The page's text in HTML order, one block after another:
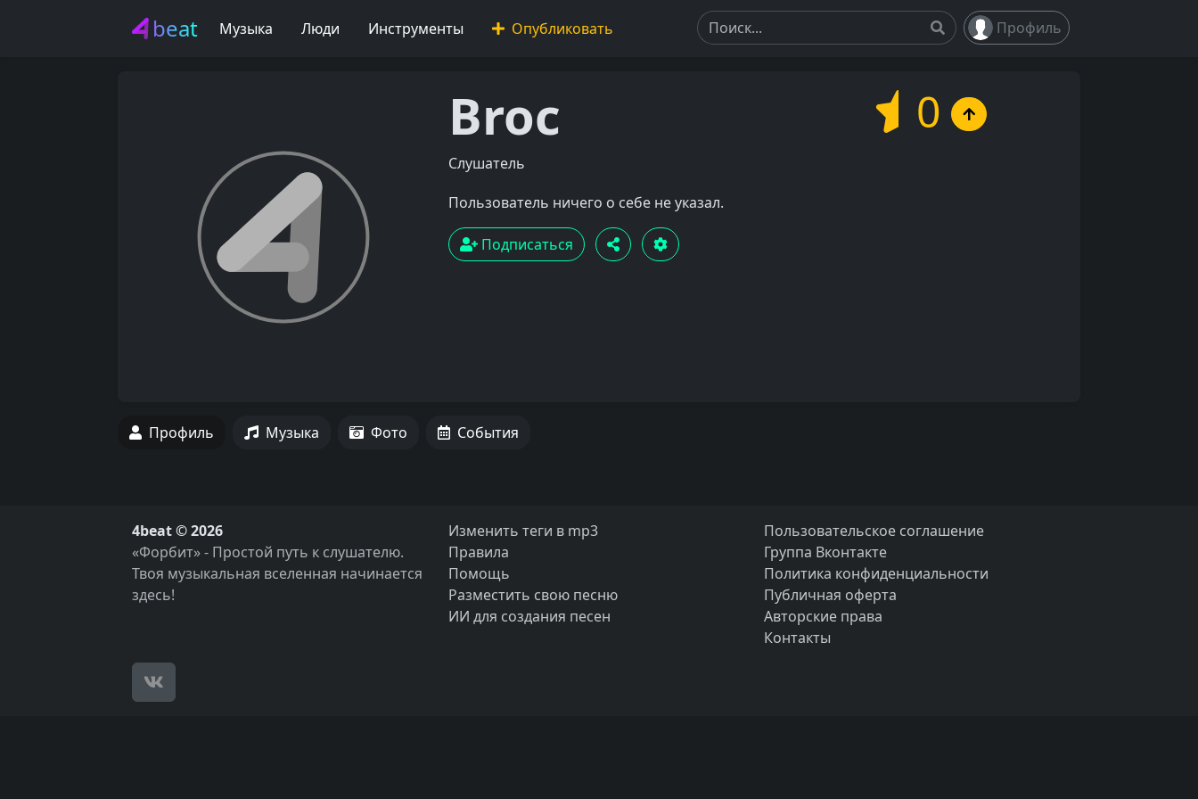
beat Музыка Люди Инструменты Опубликовать Профиль
Broc
Слушатель
0
Пользователь ничего о себе не указал.
Подписаться
Профиль Музыка Фото События
4beat © 2026
«Форбит» - Простой путь к слушателю.
Твоя музыкальная вселенная начинается
здесь!
Изменить теги в mp3
Правила
Помощь
Разместить свою песню
ИИ для создания песен
Пользовательское соглашение
Группа Вконтакте
Политика конфиденциальности
Публичная оферта
Авторские права
Контакты